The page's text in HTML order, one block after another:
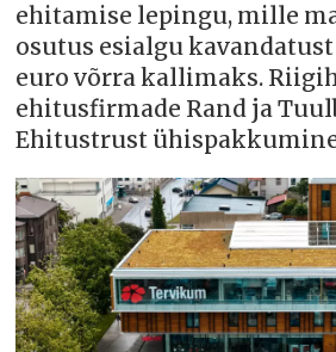
ehitamise lepingu, mille
osutus esialgu
euro võrra kallimaks.
ehitusfirmade Rand ja
Ehitustrust